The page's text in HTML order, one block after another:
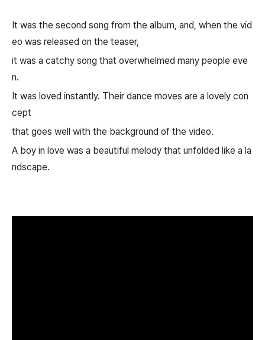
It was the second song from the album, and, when the vid
eo was released on the teaser,
it was a catchy song that overwhelmed many people eve
n.
It was loved instantly. Their dance moves are a lovely con
cept
that goes well with the background of the video.
A boy in love was a beautiful melody that unfolded like a la
ndscape.